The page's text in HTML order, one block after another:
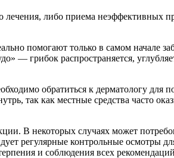
лечения, либо приема неэффективных
помогают только в самом начале
— грибок распространяется,
обратиться к дерматологу для
так как местные средства часто
В некоторых случаях может
регулярные контрольные осмотры
и соблюдения всех